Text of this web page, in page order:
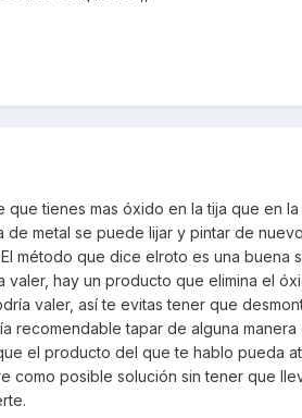
tienes mas óxido en la tija que en
de metal se puede lijar y pintar de
método que dice elroto es una buena
hay un producto que elimina el
valer, así te evitas tener que
recomendable tapar de alguna
el producto del que te hablo pueda
como posible solución sin tener que